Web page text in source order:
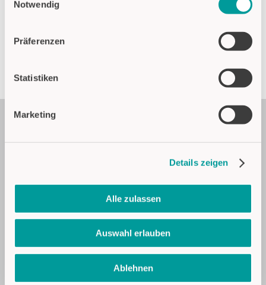
Notwendig
Präferenzen
Statistiken
Marketing
Details zeigen
Alle zulassen
Auswahl erlauben
Ablehnen
Kapazitive SENSORtaster
Zweihandsteuerung
Füllstandsensoren
LED Signalisierung